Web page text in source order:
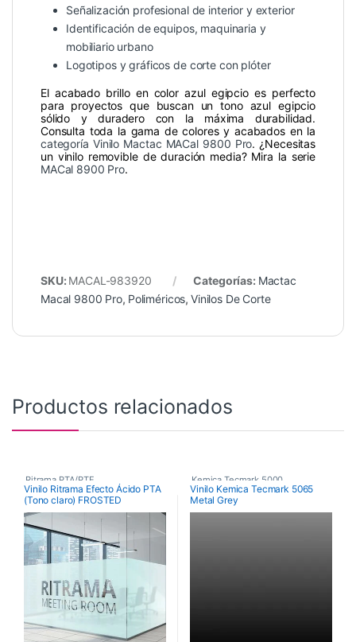
Señalización profesional de interior y exterior
Identificación de equipos, maquinaria y
mobiliario urbano
Logotipos y gráficos de corte con plóter
El acabado brillo en color azul egipcio es perfecto
para proyectos que buscan un tono azul egipcio
sólido y duradero con la máxima durabilidad.
Consulta toda la gama de colores y acabados en la
categoría Vinilo Mactac MACal 9800 Pro. ¿Necesitas
un vinilo removible de duración media? Mira la serie
MACal 8900 Pro.
SKU: MACAL-983920 Categorías: Mactac
Macal 9800 Pro, Poliméricos, Vinilos De Corte
Productos relacionados
Ritrama PTA/PTF
Vinilos De Corte,
Vinilos Efecto Ácido
Vinilos para decoración de
cristales
Vinilo Ritrama Efecto Ácido PTA
(Tono claro) FROSTED
Kemica Tecmark 5000
Poliméricos
Vinilo Kemica Tecmark 5065
Metal Grey